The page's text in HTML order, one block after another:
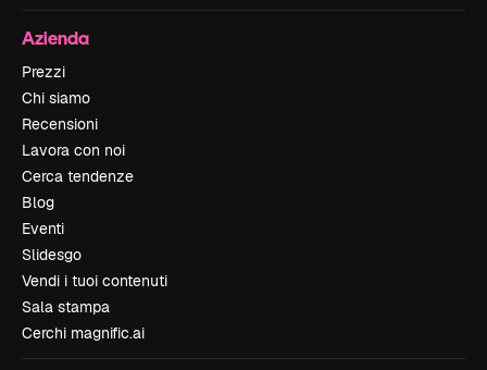
Azienda
Prezzi
Chi siamo
Recensioni
Lavora con noi
Cerca tendenze
Blog
Eventi
Slidesgo
Vendi i tuoi contenuti
Sala stampa
Cerchi magnific.ai